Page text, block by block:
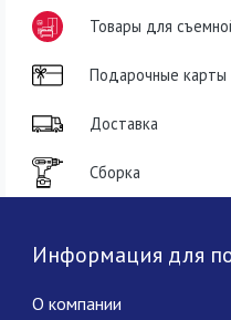
Товары для
Подарочные карты
Доставка
Сборка
Информация для
О компании